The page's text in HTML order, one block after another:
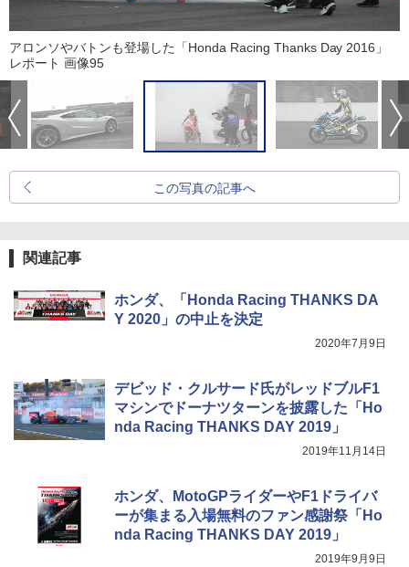
アロンソやバトンも登場した「Honda Racing Thanks Day 2016」
レポート 画像95
この写真の記事へ
関連記事
ホンダ、「Honda Racing THANKS DA
Y 2020」の中止を決定
2020年7月9日
デビッド・クルサード氏がレッドブルF1
マシンでドーナツターンを披露した「Ho
nda Racing THANKS DAY 2019」
2019年11月14日
ホンダ、MotoGPライダーやF1ドライバ
ーが集まる入場無料のファン感謝祭「Ho
nda Racing THANKS DAY 2019」
2019年9月9日